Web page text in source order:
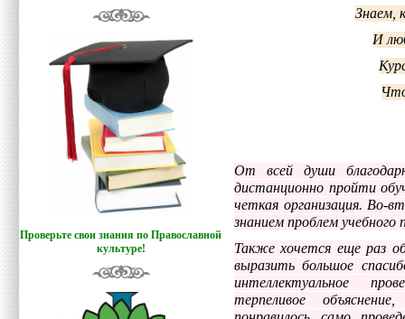
Проверьте свои знания по Православной
культуре!
Знаем,
И
От всей души
дистанционно пройти
четкая организация. Во-
знанием проблем учебного
Также хочется еще раз
выразить большое
интеллектуальное
терпеливое